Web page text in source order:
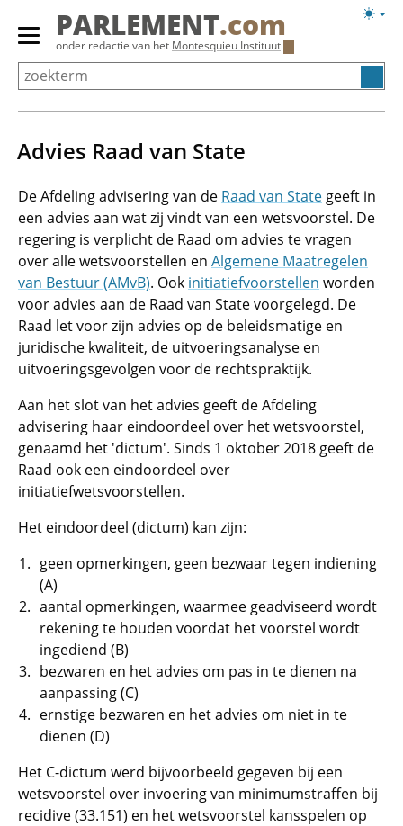
Overslaan
Primair
menu
tonen/verbergen
PARLEMENT.com
onder redactie van het Montesquieu Instituut
Advies Raad van State
De Afdeling advisering van de Raad van State geeft in
een advies aan wat zij vindt van een wetsvoorstel. De
regering is verplicht de Raad om advies te vragen
over alle wetsvoorstellen en Algemene Maatregelen
van Bestuur (AMvB). Ook initiatiefvoorstellen worden
voor advies aan de Raad van State voorgelegd. De
Raad let voor zijn advies op de beleidsmatige en
juridische kwaliteit, de uitvoeringsanalyse en
uitvoeringsgevolgen voor de rechtspraktijk.
Aan het slot van het advies geeft de Afdeling
advisering haar eindoordeel over het wetsvoorstel,
genaamd het 'dictum'. Sinds 1 oktober 2018 geeft de
Raad ook een eindoordeel over
initiatiefwetsvoorstellen.
Het eindoordeel (dictum) kan zijn:
geen opmerkingen, geen bezwaar tegen indiening
(A)
aantal opmerkingen, waarmee geadviseerd wordt
rekening te houden voordat het voorstel wordt
ingediend (B)
bezwaren en het advies om pas in te dienen na
aanpassing (C)
ernstige bezwaren en het advies om niet in te
dienen (D)
Het C-dictum werd bijvoorbeeld gegeven bij een
wetsvoorstel over invoering van minimumstraffen bij
recidive (33.151) en het wetsvoorstel kansspelen op